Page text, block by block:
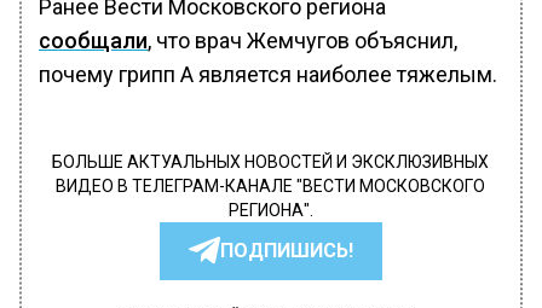
Ранее Вести Московского региона
сообщали, что врач Жемчугов объяснил,
почему грипп А является наиболее тяжелым.
БОЛЬШЕ АКТУАЛЬНЫХ НОВОСТЕЙ И ЭКСКЛЮЗИВНЫХ
ВИДЕО В ТЕЛЕГРАМ-КАНАЛЕ "ВЕСТИ МОСКОВСКОГО
РЕГИОНА".
ПОДПИШИСЬ!